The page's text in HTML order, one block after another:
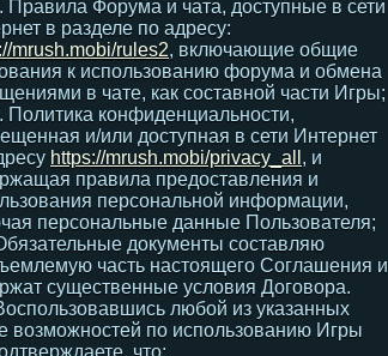
Правила Форума и чата, доступные в сети
в разделе по адресу:
mrush.mobi/rules2, включающие общие
к использованию форума и обмена
в чате, как составной части Игры;
Политика конфиденциальности,
и/или доступная в сети Интернет
https://mrush.mobi/privacy_all , и
правила предоставления и
персональной информации,
персональные данные Пользователя;
документы составляю
часть настоящего Соглашения и
существенные условия Договора.
любой из указанных
возможностей по использованию Игры
что: